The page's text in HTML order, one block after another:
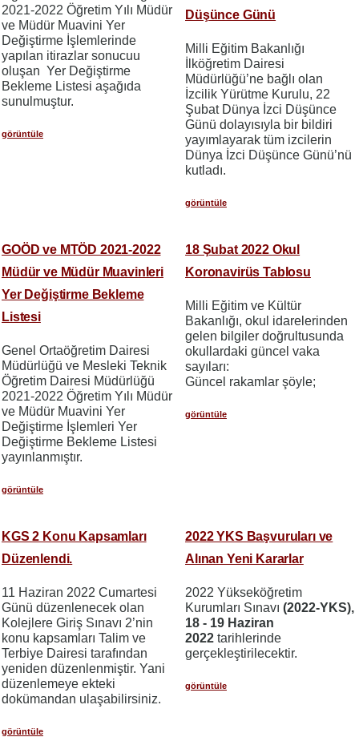
2021-2022 Öğretim Yılı Müdür
ve Müdür Muavini Yer
Değiştirme İşlemlerinde
yapılan itirazlar sonucuu
oluşan Yer Değiştirme
Bekleme Listesi aşağıda
sunulmuştur.
görüntüle
Düşünce Günü
Milli Eğitim Bakanlığı
İlköğretim Dairesi
Müdürlüğü’ne bağlı olan
İzcilik Yürütme Kurulu, 22
Şubat Dünya İzci Düşünce
Günü dolayısıyla bir bildiri
yayımlayarak tüm izcilerin
Dünya İzci Düşünce Günü’nü
kutladı.
görüntüle
GOÖD ve MTÖD 2021-2022
Müdür ve Müdür Muavinleri
Yer Değiştirme Bekleme
Listesi
Genel Ortaöğretim Dairesi
Müdürlüğü ve Mesleki Teknik
Öğretim Dairesi Müdürlüğü
2021-2022 Öğretim Yılı Müdür
ve Müdür Muavini Yer
Değiştirme İşlemleri Yer
Değiştirme Bekleme Listesi
yayınlanmıştır.
görüntüle
18 Şubat 2022 Okul
Koronavirüs Tablosu
Milli Eğitim ve Kültür
Bakanlığı, okul idarelerinden
gelen bilgiler doğrultusunda
okullardaki güncel vaka
sayıları:
Güncel rakamlar şöyle;
görüntüle
KGS 2 Konu Kapsamları
Düzenlendi.
11 Haziran 2022 Cumartesi
Günü düzenlenecek olan
Kolejlere Giriş Sınavı 2’nin
konu kapsamları Talim ve
Terbiye Dairesi tarafından
yeniden düzenlenmiştir. Yani
düzenlemeye ekteki
dokümandan ulaşabilirsiniz.
görüntüle
2022 YKS Başvuruları ve
Alınan Yeni Kararlar
2022 Yükseköğretim
Kurumları Sınavı (2022-YKS),
18 - 19 Haziran
2022 tarihlerinde
gerçekleştirilecektir.
görüntüle